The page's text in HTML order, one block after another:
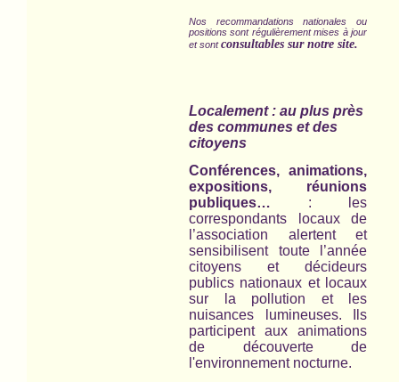
Nos recommandations nationales ou
positions sont régulièrement mises à jour
et sontconsultables sur notre site.
Localement : au plus près
des communes et des
citoyens
Conférences, animations,
expositions, réunions
publiques… : les
correspondants locaux de
l’association alertent et
sensibilisent toute l’année
citoyens et décideurs
publics nationaux et locaux
sur la pollution et les
nuisances lumineuses. Ils
participent aux animations
de découverte de
l'environnement nocturne.